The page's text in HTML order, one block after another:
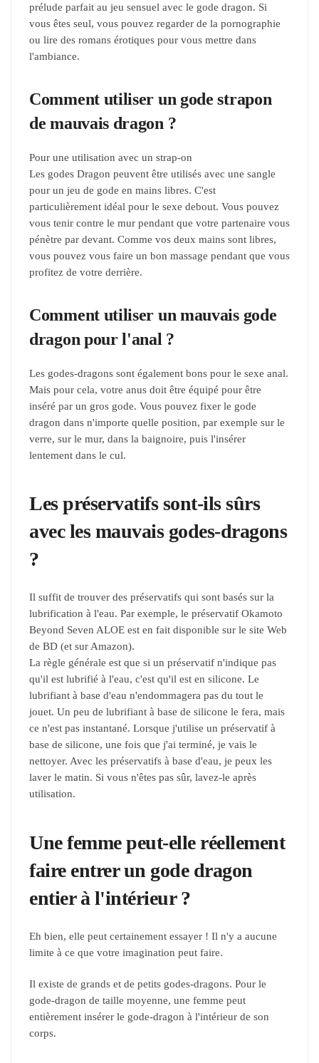
prélude parfait au jeu sensuel avec le gode dragon. Si
vous êtes seul, vous pouvez regarder de la pornographie
ou lire des romans érotiques pour vous mettre dans
l'ambiance.
Comment utiliser un gode strapon
de mauvais dragon ?
Pour une utilisation avec un strap-on
Les godes Dragon peuvent être utilisés avec une sangle
pour un jeu de gode en mains libres. C'est
particulièrement idéal pour le sexe debout. Vous pouvez
vous tenir contre le mur pendant que votre partenaire vous
pénètre par devant. Comme vos deux mains sont libres,
vous pouvez vous faire un bon massage pendant que vous
profitez de votre derrière.
Comment utiliser un mauvais gode
dragon pour l'anal ?
Les godes-dragons sont également bons pour le sexe anal.
Mais pour cela, votre anus doit être équipé pour être
inséré par un gros gode. Vous pouvez fixer le gode
dragon dans n'importe quelle position, par exemple sur le
verre, sur le mur, dans la baignoire, puis l'insérer
lentement dans le cul.
Les préservatifs sont-ils sûrs
avec les mauvais godes-dragons
?
Il suffit de trouver des préservatifs qui sont basés sur la
lubrification à l'eau. Par exemple, le préservatif Okamoto
Beyond Seven ALOE est en fait disponible sur le site Web
de BD (et sur Amazon).
La règle générale est que si un préservatif n'indique pas
qu'il est lubrifié à l'eau, c'est qu'il est en silicone. Le
lubrifiant à base d'eau n'endommagera pas du tout le
jouet. Un peu de lubrifiant à base de silicone le fera, mais
ce n'est pas instantané. Lorsque j'utilise un préservatif à
base de silicone, une fois que j'ai terminé, je vais le
nettoyer. Avec les préservatifs à base d'eau, je peux les
laver le matin. Si vous n'êtes pas sûr, lavez-le après
utilisation.
Une femme peut-elle réellement
faire entrer un gode dragon
entier à l'intérieur ?
Eh bien, elle peut certainement essayer ! Il n'y a aucune
limite à ce que votre imagination peut faire.
Il existe de grands et de petits godes-dragons. Pour le
gode-dragon de taille moyenne, une femme peut
entièrement insérer le gode-dragon à l'intérieur de son
corps.